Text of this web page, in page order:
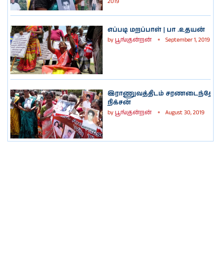
எப்படி மறப்பாள் | பா .உதயன்
by பூங்குன்றன் September 1, 2019
இராணுவத்திடம் சரணடைந்தே
நிக்சன்
by பூங்குன்றன் August 30, 2019